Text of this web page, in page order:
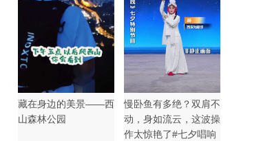
藏在身边的美景——西
山森林公园
慢卧鱼有多绝？双肩不
动，身如流云，这波操
作太惊艳了#七夕唱响